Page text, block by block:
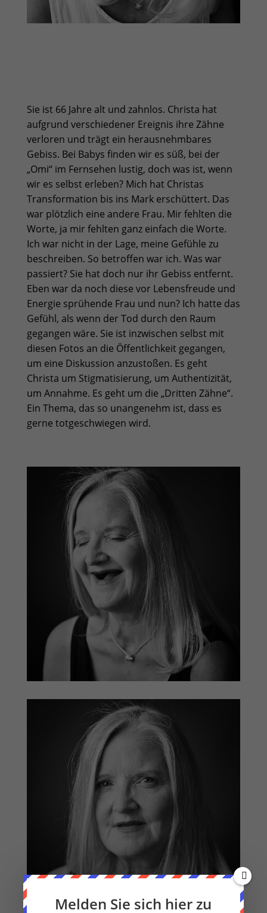
Sie ist 66 Jahre alt und zahnlos. Christa hat
aufgrund verschiedener Ereignis ihre Zähne
verloren und trägt ein herausnehmbares
Gebiss. Bei Babys finden wir es süß, bei der
„Omi“ im Fernsehen lustig, doch was ist, wenn
wir es selbst erleben? Mich hat Christas
Transformation bis ins Mark erschüttert. Das
war plötzlich eine andere Frau. Mir fehlten die
Worte, ja mir fehlten ganz einfach die Worte.
Ich war nicht in der Lage, meine Gefühle zu
beschreiben. So betroffen war ich. Was war
passiert? Sie hat doch nur ihr Gebiss entfernt.
Eben war da noch diese vor Lebensfreude und
Energie sprühende Frau und nun? Ich hatte das
Gefühl, als wenn der Tod durch den Raum
gegangen wäre. Sie ist inzwischen selbst mit
diesen Fotos an die Öffentlichkeit gegangen,
um eine Diskussion anzustoßen. Es geht
Christa um Stigmatisierung, um Authentizität,
um Annahme. Es geht um die „Dritten Zähne“.
Ein Thema, das so unangenehm ist, dass es
gerne totgeschwiegen wird.
Melden Sie sich hier zu